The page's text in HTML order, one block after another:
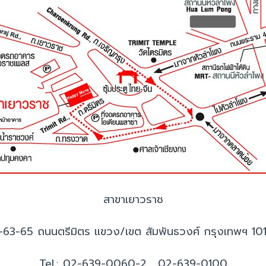
สาขาเยาวราช
65 ถนนตรีมิตร แขวง/เขต สัมพันธวงศ์ กรุงเทพฯ